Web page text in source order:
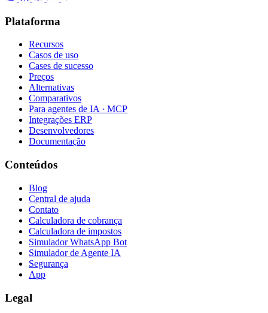
Plataforma
Recursos
Casos de uso
Cases de sucesso
Preços
Alternativas
Comparativos
Para agentes de IA · MCP
Integrações ERP
Desenvolvedores
Documentação
Conteúdos
Blog
Central de ajuda
Contato
Calculadora de cobrança
Calculadora de impostos
Simulador WhatsApp Bot
Simulador de Agente IA
Segurança
App
Legal